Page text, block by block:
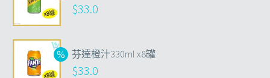
$33.0
芬達橙汁330ml x8罐
$33.0